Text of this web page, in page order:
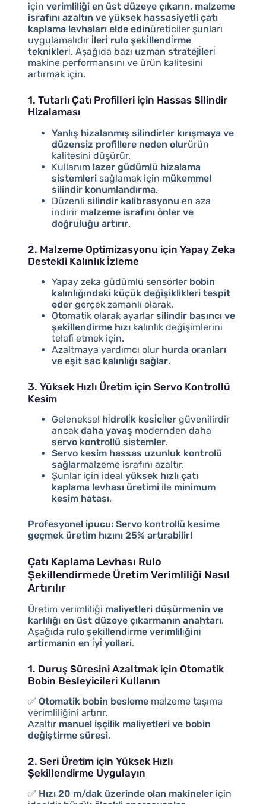
için verimliliği en üst düzeye çıkarın, malzeme
israfını azaltın ve yüksek hassasiyetli çatı
kaplama levhaları elde edinüreticiler şunları
uygulamalıdır i̇leri̇ rulo şeki̇llendi̇rme
tekni̇kleri̇. Aşağıda bazı uzman strateji̇leri̇
makine performansını ve ürün kalitesini
artırmak için.
1. Tutarlı Çatı Profilleri için Hassas Silindir
Hizalaması
Yanlış hizalanmış silindirler kırışmaya ve
düzensiz profillere neden olurürün
kalitesini düşürür.
Kullanım lazer güdümlü hizalama
sistemlerisağlamak için mükemmel
silindir konumlandırma.
Düzenli silindir kalibrasyonu en aza
indirir malzeme israfını önler ve
doğruluğu artırır.
2. Malzeme Optimizasyonu için Yapay Zeka
Destekli Kalınlık İzleme
Yapay zeka güdümlü sensörler bobin
kalınlığındaki küçük değişiklikleri tespit
edergerçek zamanlı olarak.
Otomatik olarak ayarlar silindir basıncı ve
şekillendirme hızıkalınlık değişimlerini
telafi etmek için.
Azaltmaya yardımcı olur hurda oranları
ve eşit sac kalınlığı sağlar.
3. Yüksek Hızlı Üretim için Servo Kontrollü
Kesim
Geleneksel hi̇droli̇k kesi̇ci̇lergüvenilirdir
ancak daha yavaş modernden daha
servo kontrollü sistemler.
Servo kesim hassas uzunluk kontrolü
sağlarmalzeme israfını azaltır.
Şunlar için ideal yüksek hızlı çatı
kaplama levhası üretimiile minimum
kesim hatası.
Profesyonel ipucu: Servo kontrollü kesime
geçmek üretim hızını 25% artırabilir!
Çatı Kaplama Levhası Rulo
Şekillendirmede Üretim Verimliliği Nasıl
Artırılır
Üretim verimliliği maliyetleri düşürmenin ve
karlılığı en üst düzeye çıkarmanın anahtarı.
Aşağıda rulo şeki̇llendi̇rme veri̇mli̇li̇ği̇ni̇
artirmanin en i̇yi̇ yollari.
1. Duruş Süresini Azaltmak için Otomatik
Bobin Besleyicileri Kullanın
✅ Otomatik bobin beslememalzeme taşıma
verimliliğini artırır.
Azaltır manuel işçilik maliyetleri ve bobin
değiştirme süresi.
2. Seri Üretim için Yüksek Hızlı
Şekillendirme Uygulayın
✅ Hızı 20 m/dak üzerinde olan makineleriçin